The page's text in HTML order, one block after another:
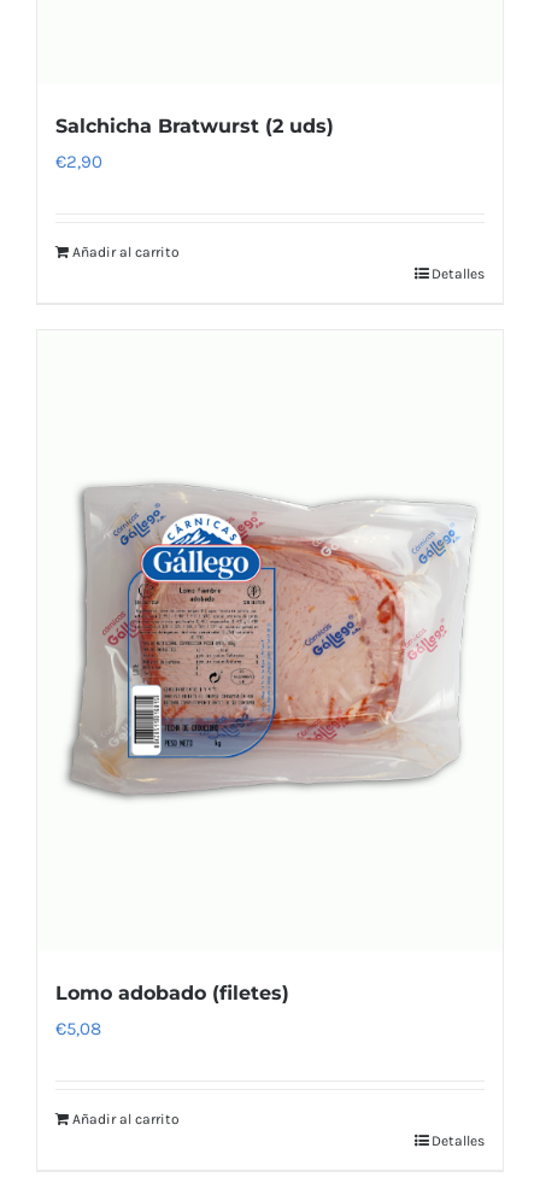
Salchicha Bratwurst (2 uds)
€2,90
Añadir al carrito
Detalles
Lomo adobado (filetes)
€5,08
Añadir al carrito
Detalles